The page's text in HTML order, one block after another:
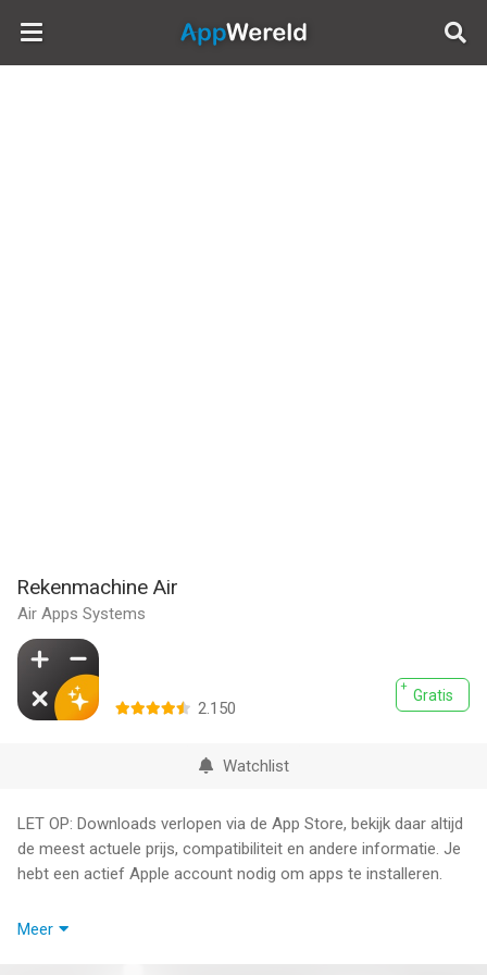
AppWereld
Rekenmachine Air
Air Apps Systems
Gratis
2.150
Watchlist
LET OP: Downloads verlopen via de App Store, bekijk daar altijd
de meest actuele prijs, compatibiliteit en andere informatie. Je
hebt een actief Apple account nodig om apps te installeren.
De Beste Rekenmachine & AI Wiskunde Oplosser!
Meer